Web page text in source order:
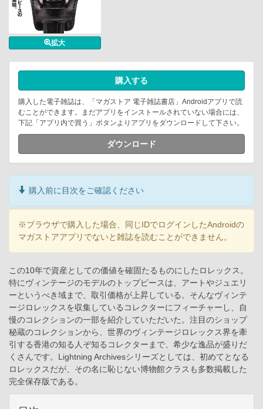
拡大
購入する
購入した電子雑誌は、「マガストア 電子雑誌書店」Androidアプリで読
むことができます。まだアプリをインストールされていない場合には、
下記「アプリ内で買う」ボタンよりアプリをダウンロードして下さい。
ダウンロード
購入前に目次をご確認ください
※ブラウザで購入した場合、同じIDでログインしたAndroidの
マガストアアプリでないと雑誌を読むことができません。
この10年で資産としての価値を確固たるものにしたロレックス。
特にヴィンテージのモデルのトップピースは、アートやジュエリ
ーというべき域まで、取引価格が上昇している。そんなヴィンテ
ージロレックスを収集しているコレクターにフィーチャーし、自
慢のコレクションの一部を紹介していただいた。注目のショップ
秘蔵のコレクションから、世界のヴィンテージロレックス界を牽
引する香港の知る人ぞ知るコレクターまで、希少な逸品が盛りだ
くさんです。Lightning Archivesシリーズとしては、初めてとなる
ロレックスだが、その名に恥じない博物館クラスも多数掲載した
完全保存版である。